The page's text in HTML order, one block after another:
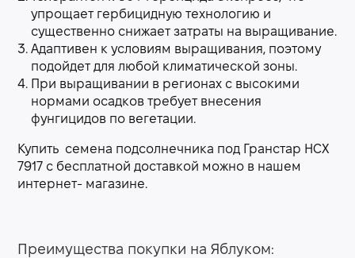
упрощает гербицидную технологию и
существенно снижает затраты на выращивание.
Адаптивен к условиям выращивания, поэтому
подойдет для любой климатической зоны.
При выращивании в регионах с высокими
нормами осадков требует внесения
фунгицидов по вегетации.
Купить семена подсолнечника под Гранстар НСХ
7917 с бесплатной доставкой можно в нашем
интернет- магазине.
Преимущества покупки на Яблуком: